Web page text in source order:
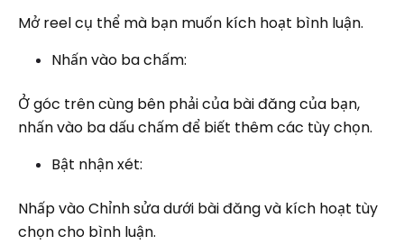
Mở reel cụ thể mà bạn muốn kích hoạt bình luận.
Nhấn vào ba chấm:
Ở góc trên cùng bên phải của bài đăng của bạn,
nhấn vào ba dấu chấm để biết thêm các tùy chọn.
Bật nhận xét:
Nhấp vào Chỉnh sửa dưới bài đăng và kích hoạt tùy
chọn cho bình luận.